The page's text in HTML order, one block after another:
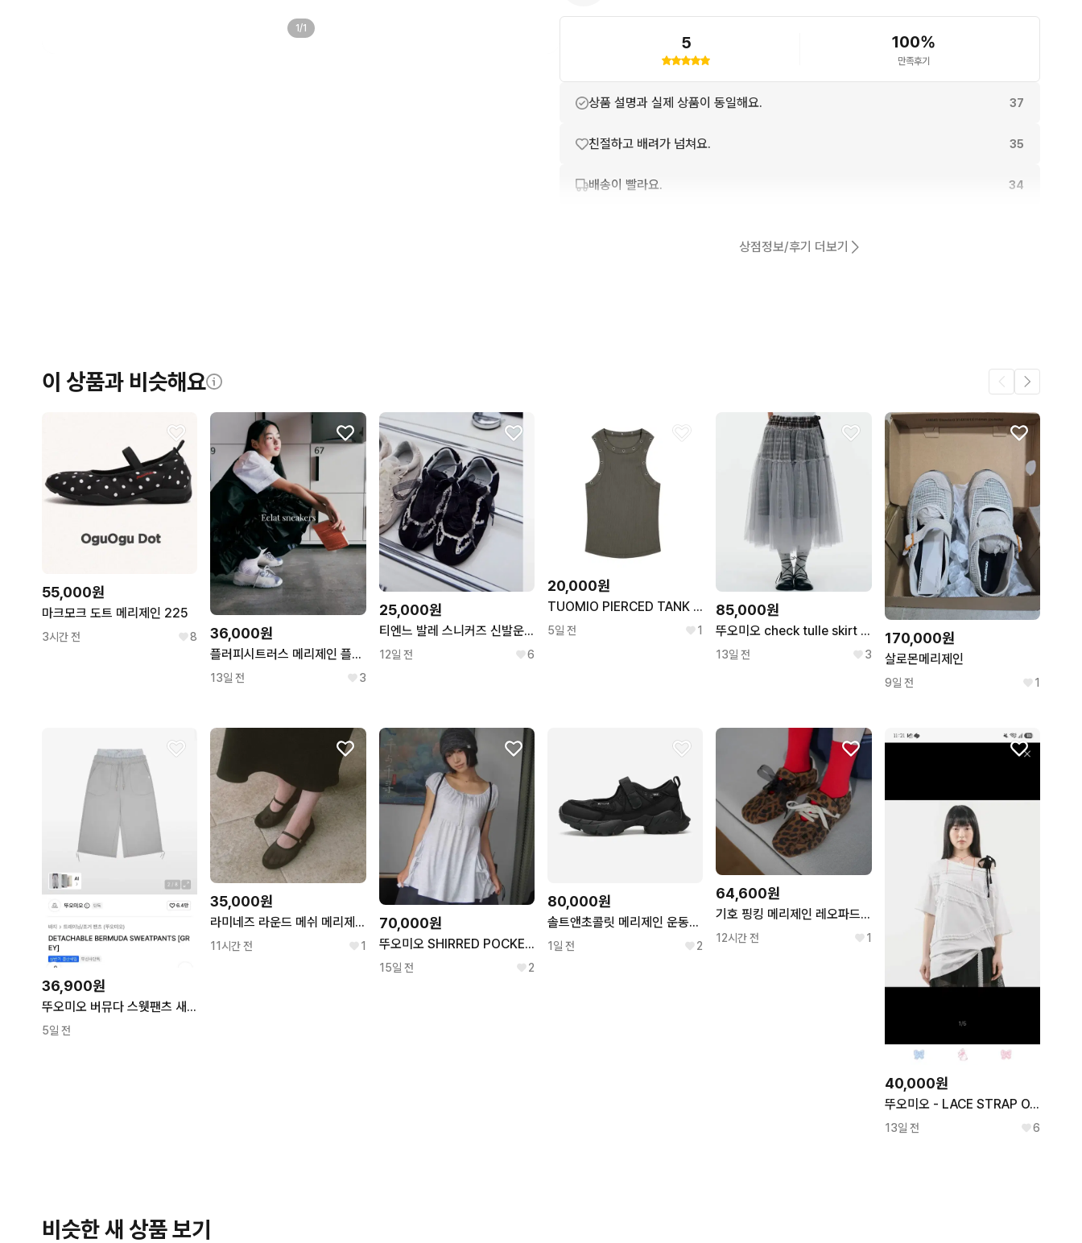
1/1
5 100%
만족후기
상품 설명과 실제 상품이 동일해요. 37
친절하고 배려가 넘쳐요. 35
배송이 빨라요. 34
상점정보/후기 더보기
이 상품과 비슷해요
55,000원
마크모크 도트 메리제인 225
3시간 전 8 36,000원
플러피시트러스 메리제인 플랫슈즈 운동화 발레코어
13일 전 3
25,000원
티엔느 발레 스니커즈 신발운동화 240 / 무신사모리걸미세키서울오헤시오
12일 전 6
20,000원
TUOMIO PIERCED TANK TOP 뚜오미오 나시 카키
5일 전 1
85,000원
뚜오미오 check tulle skirt 체크 스커트
13일 전 3
170,000원
살로몬메리제인
9일 전 1
36,900원
뚜오미오 버뮤다 스웻팬츠 새깅팬츠
5일 전
35,000원
라미네즈 라운드 메쉬 메리제인 Round Mesh Meryjane
11시간 전 1
70,000원
뚜오미오 SHIRRED POCKET TOP
15일 전 2
80,000원
솔트앤초콜릿 메리제인 운동화 메쉬 스니커즈
1일 전 2
64,600원
기호 핑킹 메리제인 레오파드 240
12시간 전 1
40,000원
뚜오미오 - LACE STRAP OVERSIZED T-SHIRT [WHITE]
13일 전 6
비슷한 새 상품 보기